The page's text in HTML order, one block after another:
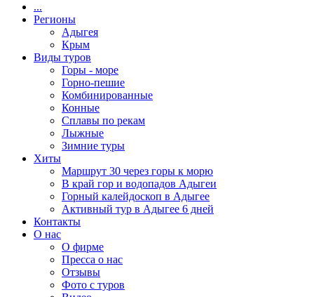
...
Регионы
Адыгея
Крым
Виды туров
Горы - море
Горно-пешие
Комбинированные
Конные
Сплавы по рекам
Лыжные
Зимние туры
Хиты
Маршрут 30 через горы к морю
В край гор и водопадов Адыгеи
Горный калейдоскоп в Адыгее
Активный тур в Адыгее 6 дней
Контакты
О нас
О фирме
Пресса о нас
Отзывы
Фото с туров